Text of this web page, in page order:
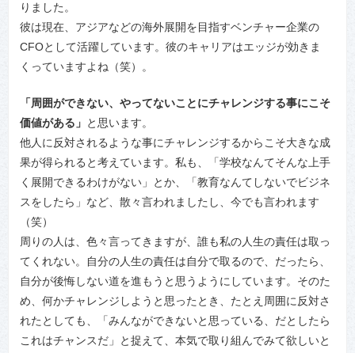
りました。
彼は現在、アジアなどの海外展開を目指すベンチャー企業の
CFOとして活躍しています。彼のキャリアはエッジが効きま
くっていますよね（笑）。
「周囲ができない、やってないことにチャレンジする事にこそ
価値がある」 と思います。
他人に反対されるような事にチャレンジするからこそ大きな成
果が得られると考えています。私も、「学校なんてそんな上手
く展開できるわけがない」とか、「教育なんてしないでビジネ
スをしたら」など、散々言われましたし、今でも言われます
（笑）
周りの人は、色々言ってきますが、誰も私の人生の責任は取っ
てくれない。自分の人生の責任は自分で取るので、だったら、
自分が後悔しない道を進もうと思うようにしています。そのた
め、何かチャレンジしようと思ったとき、たとえ周囲に反対さ
れたとしても、「みんなができないと思っている、だとしたら
これはチャンスだ」と捉えて、本気で取り組んでみて欲しいと